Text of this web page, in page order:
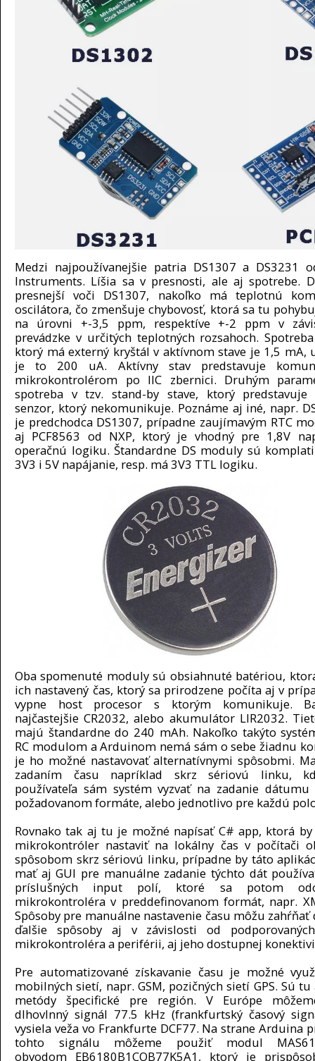
Medzi najpoužívanejšie patria DS1307 a DS3231
Instruments. Líšia sa v presnosti, ale aj spotrebe.
presnejší voči DS1307, nakoľko má teplotnú
oscilátora, čo zmenšuje chybovosť, ktorá sa tu
na úrovni +-3,5 ppm, respektíve +-2 ppm v
prevádzke v určitých teplotných rozsahoch.
ktorý má externý kryštál v aktívnom stave je 1,5 mA,
je to 200 uA. Aktívny stav predstavuje
mikrokontrolérom po IIC zbernici. Druhým
spotreba v tzv. stand-by stave, ktorý predstavuje
senzor, ktorý nekomunikuje. Poznáme aj iné, napr.
je predchodca DS1307, prípadne zaujímavým RTC
aj PCF8563 od NXP, ktorý je vhodný pre 1,8V
operačnú logiku. Štandardne DS moduly sú
3V3 i 5V napájanie, resp. má 3V3 TTL logiku.
Oba spomenuté moduly sú obsiahnuté batériou,
ich nastavený čas, ktorý sa prirodzene počíta aj v
vypne host procesor s ktorým komunikuje.
najčastejšie CR2032, alebo akumulátor LIR2032.
majú štandardne do 240 mAh. Nakoľko takýto
RC modulom a Arduinom nemá sám o sebe žiadnu
je ho možné nastavovať alternatívnymi spôsobmi.
zadaním času napríklad skrz sériovú linku,
používateľa sám systém vyzvať na zadanie
požadovanom formáte, alebo jednotlivo pre každú
Rovnako tak aj tu je možné napísať C# app, ktorá by
mikrokontróler nastaviť na lokálny čas v počítači
spôsobom skrz sériovú linku, prípadne by táto
mať aj GUI pre manuálne zadanie týchto dát
príslušných input polí, ktoré sa potom
mikrokontroléra v preddefinovanom formát, napr.
Spôsoby pre manuálne nastavenie času môžu zahŕňať
ďalšie spôsoby aj v závislosti od
mikrokontroléra a periférii, aj jeho dostupnej
Pre automatizované získavanie času je možné
mobilných sietí, napr. GSM, pozičných sietí GPS. Sú
metódy špecifické pre región. V Európe
dlhovlnný signál 77.5 kHz (frankfurtský časový
vysiela veža vo Frankfurte DCF77. Na strane Arduina
tohto signálu môžeme použiť modul
obvodom EB6180B1COB77K5A1, ktorý je